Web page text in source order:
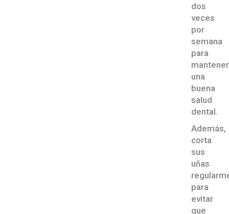
dos
veces
por
semana
para
mantener
una
buena
salud
dental.
Además,
corta
sus
uñas
para
evitar
que